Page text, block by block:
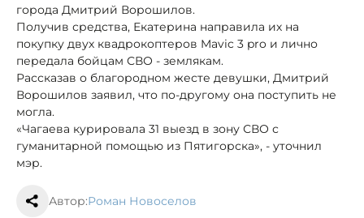
города Дмитрий Ворошилов.
Получив средства, Екатерина направила их на
покупку двух квадрокоптеров Mavic 3 pro и лично
передала бойцам СВО - землякам.
Рассказав о благородном жесте девушки, Дмитрий
Ворошилов заявил, что по-другому она поступить не
могла.
«Чагаева курировала 31 выезд в зону СВО с
гуманитарной помощью из Пятигорска», - уточнил
мэр.
Автор:Роман Новоселов